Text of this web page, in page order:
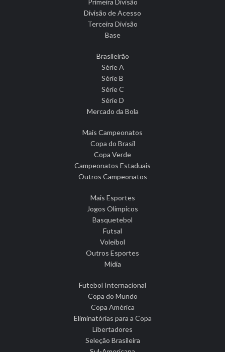
Divisão de Acesso
Terceira Divisão
Base
Brasileirão
Série A
Série B
Série C
Série D
Mercado da Bola
Mais Campeonatos
Copa do Brasil
Copa Verde
Campeonatos Estaduais
Outros Campeonatos
Mais Esportes
Jogos Olímpicos
Basquetebol
Futsal
Voleibol
Outros Esportes
Mídia
Futebol Internacional
Copa do Mundo
Copa América
Eliminatórias para a Copa
Libertadores
Seleção Brasileira